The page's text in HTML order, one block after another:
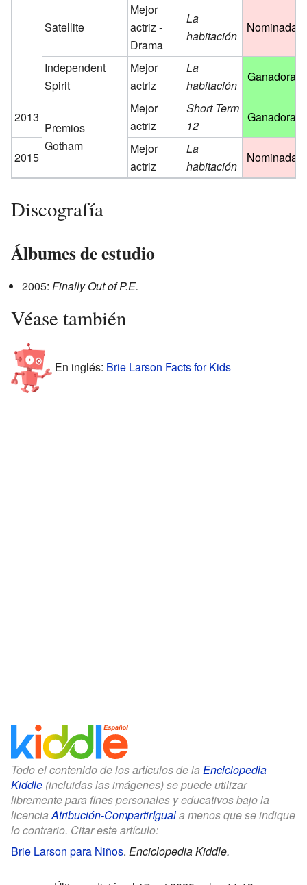
Satellite
Mejor
actriz -
Drama
La
habitación
Nominada
Independent
Spirit
Mejor
actriz
La
habitación
Ganadora
2013
Premios
Gotham
Mejor
actriz
Short Term
12
Ganadora
2015
Mejor
actriz
La
habitación
Nominada
Discografía
Álbumes de estudio
2005: Finally Out of P.E.
Véase también
En inglés: Brie Larson Facts for Kids
Todo el contenido de los artículos de la Enciclopedia
Kiddle (incluidas las imágenes) se puede utilizar
libremente para fines personales y educativos bajo la
licenciaAtribución-CompartirIguala menos que se indique
lo contrario. Citar este artículo:
Brie Larson para Niños. Enciclopedia Kiddle.